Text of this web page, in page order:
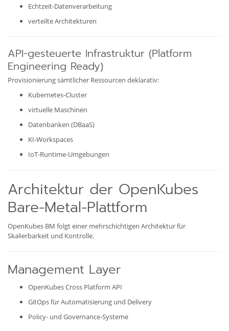
Echtzeit-Datenverarbeitung
verteilte Architekturen
API-gesteuerte Infrastruktur (Platform
Engineering Ready)
Provisionierung sämtlicher Ressourcen deklarativ:
Kubernetes-Cluster
virtuelle Maschinen
Datenbanken (DBaaS)
KI-Workspaces
IoT-Runtime-Umgebungen
Architektur der OpenKubes
Bare-Metal-Plattform
OpenKubes BM folgt einer mehrschichtigen Architektur für
Skalierbarkeit und Kontrolle.
Management Layer
OpenKubes Cross Platform API
GitOps für Automatisierung und Delivery
Policy- und Governance-Systeme